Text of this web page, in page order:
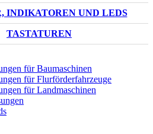
INDIKATOREN UND LEDS
TASTATUREN
für Baumaschinen
für Flurförderfahrzeuge
für Landmaschinen